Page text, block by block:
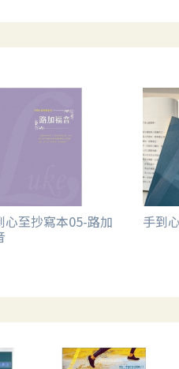
心至抄寫本05-路加 手到